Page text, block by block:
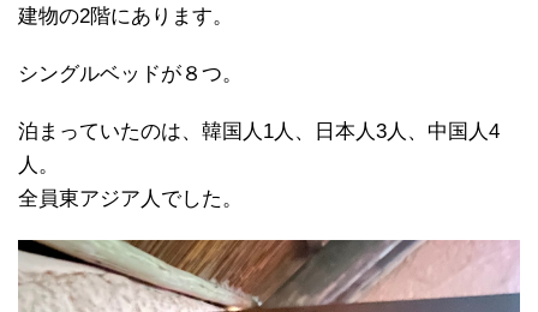
建物の2階にあります。
シングルベッドが８つ。
泊まっていたのは、韓国人1人、日本人3人、中国人4
人。
全員東アジア人でした。